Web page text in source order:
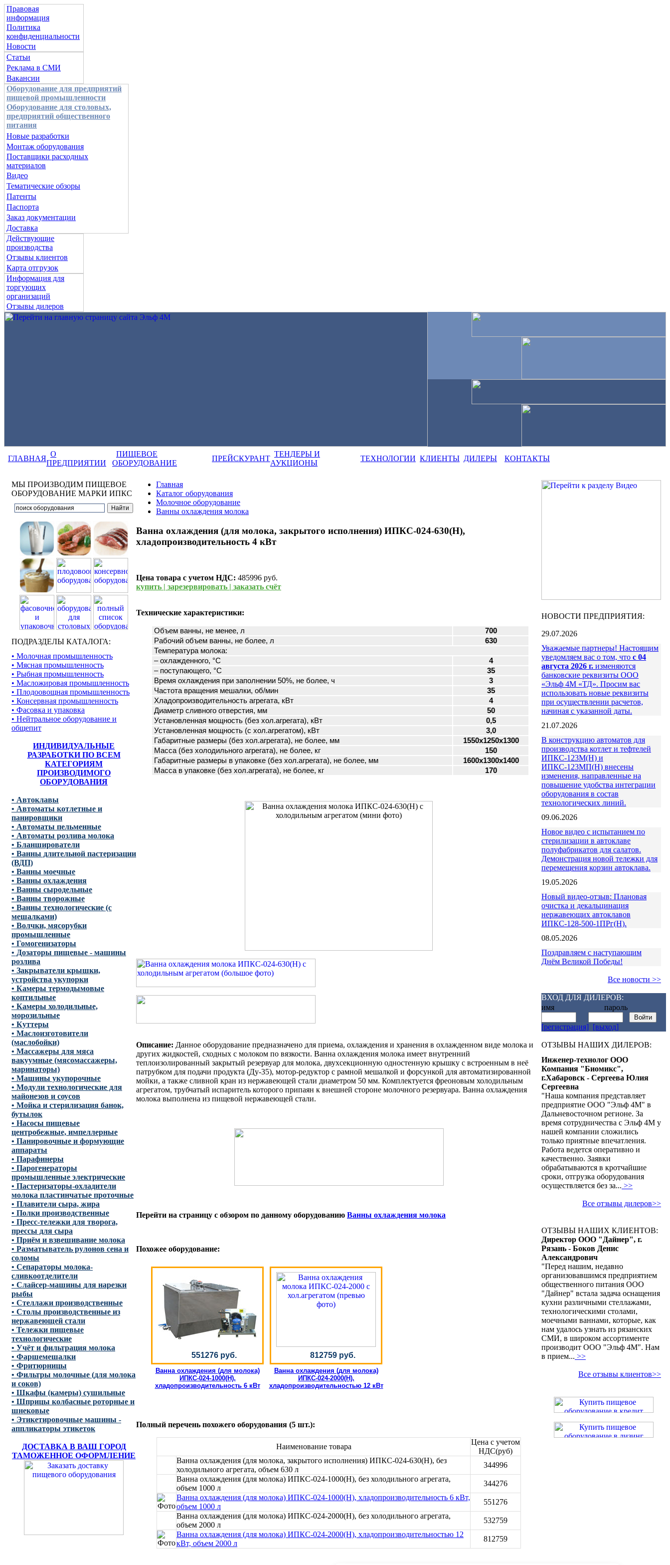
Правовая
информация
Политика
конфиденциальности
Новости
Статьи
Реклама в СМИ
Вакансии
Оборудование для предприятий
пищевой промышленности
Оборудование для столовых,
предприятий общественного
питания
Новые разработки
Монтаж оборудования
Поставщики расходных
материалов
Видео
Тематические обзоры
Патенты
Паспорта
Заказ документации
Доставка
Действующие
производства
Отзывы клиентов
Карта отгрузок
Информация для
торгующих
организаций
Отзывы дилеров
ГЛАВНАЯ
О
ПРЕДПРИЯТИИ
ПИЩЕВОЕ
ОБОРУДОВАНИЕ
ПРЕЙСКУРАНТ
ТЕНДЕРЫ И
АУКЦИОНЫ
ТЕХНОЛОГИИ КЛИЕНТЫ ДИЛЕРЫ КОНТАКТЫ
МЫ ПРОИЗВОДИМ ПИЩЕВОЕ
ОБОРУДОВАНИЕ МАРКИ ИПКС
ПОДРАЗДЕЛЫ КАТАЛОГА:
• Молочная промышленность
• Мясная промышленность
• Рыбная промышленность
• Масложировая промышленность
• Плодоовощная промышленность
• Консервная промышленность
• Фасовка и упаковка
• Нейтральное оборудование и
общепит
ИНДИВИДУАЛЬНЫЕ
РАЗРАБОТКИ ПО ВСЕМ
КАТЕГОРИЯМ
ПРОИЗВОДИМОГО
ОБОРУДОВАНИЯ
• Автоклавы
• Автоматы котлетные и
панировщики
• Автоматы пельменные
• Автоматы розлива молока
• Бланширователи
• Ванны длительной пастеризации
(ВДП)
• Ванны моечные
• Ванны охлаждения
• Ванны сыродельные
• Ванны творожные
• Ванны технологические (с
мешалками)
• Волчки, мясорубки
промышленные
• Гомогенизаторы
• Дозаторы пищевые - машины
розлива
• Закрыватели крышки,
устройства укупорки
• Камеры термодымовые
коптильные
• Камеры холодильные,
морозильные
• Куттеры
• Маслоизготовители
(маслобойки)
• Массажеры для мяса
вакуумные (мясомассажеры,
маринаторы)
• Машины укупорочные
• Модули технологические для
майонезов и соусов
• Мойка и стерилизация банок,
бутылок
• Насосы пищевые
центробежные, импеллерные
• Панировочные и формующие
аппараты
• Парафинеры
• Парогенераторы
промышленные электрические
• Пастеризаторы-охладители
молока пластинчатые проточные
• Плавители сыра, жира
• Полки производственные
• Пресс-тележки для творога,
прессы для сыра
• Приём и взвешивание молока
• Разматыватель рулонов сена и
соломы
• Сепараторы молока-
сливкоотделители
• Слайсер-машины для нарезки
рыбы
• Стеллажи производственные
• Столы производственные из
нержавеющей стали
• Тележки пищевые
технологические
• Учёт и фильтрация молока
• Фаршемешалки
• Фритюрницы
• Фильтры молочные (для молока
и соков)
• Шкафы (камеры) сушильные
• Шприцы колбасные роторные и
шнековые
• Этикетировочные машины -
аппликаторы этикеток
ДОСТАВКА В ВАШ ГОРОД
ТАМОЖЕННОЕ ОФОРМЛЕНИЕ
Главная
Каталог оборудования
Молочное оборудование
Ванны охлаждения молока
Ванна охлаждения (для молока, закрытого исполнения) ИПКС-024-630(Н),
хладопроизводительность 4 кВт
Цена товара с учетом НДС: 485996 руб.
купить | зарезервировать | заказать счёт
Технические характеристики:
Объем ванны, не менее, л
700
Рабочий объем ванны, не более, л
630
Температура молока:
– охлажденного, °С
4
– поступающего, °С
35
Время охлаждения при заполнении 50%, не более, ч
3
Частота вращения мешалки, об/мин
35
Хладопроизводительность агрегата, кВт
4
Диаметр сливного отверстия, мм
50
Установленная мощность (без хол.агрегата), кВт
0,5
Установленная мощность (с хол.агрегатом), кВт
3,0
Габаритные размеры (без хол.агрегата), не более, мм
1550х1250х1300
Масса (без холодильного агрегата), не более, кг
150
Габаритные размеры в упаковке (без хол.агрегата), не более, мм
1600x1300x1400
Масса в упаковке (без хол.агрегата), не более, кг
170
Описание: Данное оборудование предназначено для приема, охлаждения и хранения в охлажденном виде молока и
других жидкостей, сходных с молоком по вязкости. Ванна охлаждения молока имеет внутренний
теплоизолированный закрытый резервуар для молока, двухсекционную одностенную крышку с встроенным в неё
патрубком для подачи продукта (Ду-35), мотор-редуктор с рамной мешалкой и форсункой для автоматизированной
мойки, а также сливной кран из нержавеющей стали диаметром 50 мм. Комплектуется фреоновым холодильным
агрегатом, трубчатый испаритель которого припаян к внешней стороне молочного резервуара. Ванна охлаждения
молока выполнена из пищевой нержавеющей стали.
Перейти на страницу с обзором по данному оборудованию Ванны охлаждения молока
Похожее оборудование:
551276 руб.
Ванна охлаждения (для молока)
ИПКС-024-1000(Н),
хладопроизводительность 6 кВт
812759 руб.
Ванна охлаждения (для молока)
ИПКС-024-2000(Н),
хладопроизводительностью 12 кВт
Полный перечень похожего оборудования (5 шт.):
Наименование товара
Цена с учетом
НДС(руб)
Ванна охлаждения (для молока, закрытого исполнения) ИПКС-024-630(Н), без
холодильного агрегата, объем 630 л
344996
Ванна охлаждения (для молока) ИПКС-024-1000(Н), без холодильного агрегата,
объем 1000 л
344276
Ванна охлаждения (для молока) ИПКС-024-1000(Н), хладопроизводительность 6 кВт,
объем 1000 л
551276
Ванна охлаждения (для молока) ИПКС-024-2000(Н), без холодильного агрегата,
объем 2000 л
532759
Ванна охлаждения (для молока) ИПКС-024-2000(Н), хладопроизводительностью 12
кВт, объем 2000 л
812759
НОВОСТИ ПРЕДПРИЯТИЯ:
29.07.2026
Уважаемые партнеры! Настоящим
уведомляем вас о том, что с 04
августа 2026 г. изменяются
банковские реквизиты ООО
«Эльф 4М «ТД». Просим вас
использовать новые реквизиты
при осуществлении расчетов,
начиная с указанной даты.
21.07.2026
В конструкцию автоматов для
производства котлет и тефтелей
ИПКС-123М(Н) и
ИПКС-123МП(Н) внесены
изменения, направленные на
повышение удобства интеграции
оборудования в состав
технологических линий.
09.06.2026
Новое видео с испытанием по
стерилизации в автоклаве
полуфабрикатов для салатов.
Демонстрация новой тележки для
перемещения корзин автоклава.
19.05.2026
Новый видео-отзыв: Плановая
очистка и декальцинация
нержавеющих автоклавов
ИПКС-128-500-1ПРг(Н).
08.05.2026
Поздравляем с наступающим
Днём Великой Победы!
Все новости >>
ВХОД ДЛЯ ДИЛЕРОВ:
имя пароль
[регистрация] [выход]
ОТЗЫВЫ НАШИХ ДИЛЕРОВ:
Инженер-технолог ООО
Компания "Биомикс",
г.Хабаровск - Сергеева Юлия
Сергеевна
"Наша компания представляет
предприятие ООО "Эльф 4М" в
Дальневосточном регионе. За
время сотрудничества с Эльф 4М у
нашей компании сложились
только приятные впечатления.
Работа ведется оперативно и
качественно. Заявки
обрабатываются в кротчайшие
сроки, отгрузка оборудования
осуществляется без за... >>
Все отзывы дилеров>>
ОТЗЫВЫ НАШИХ КЛИЕНТОВ:
Директор ООО "Дайнер", г.
Рязань - Боков Денис
Александрович
"Перед нашим, недавно
организовавшимся предприятием
общественного питания ООО
"Дайнер" встала задача оснащения
кухни различными стеллажами,
технологическими столами,
моечными ваннами, которые, как
нам удалось узнать из рязанских
СМИ, в широком ассортименте
производит ООО "Эльф 4М". Нам
в прием... >>
Все отзывы клиентов>>